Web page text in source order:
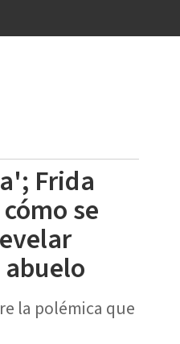
Frida
se
la polémica que